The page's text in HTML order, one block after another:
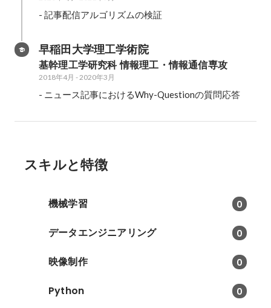
- 記事配信アルゴリズムの検証
早稲田大学理工学術院
基幹理工学研究科 情報理工・情報通信専攻
2018年4月 -2020年3月
- ニュース記事におけるWhy-Questionの質問応答
スキルと特徴
機械学習 0
データエンジニアリング 0
映像制作 0
Python 0